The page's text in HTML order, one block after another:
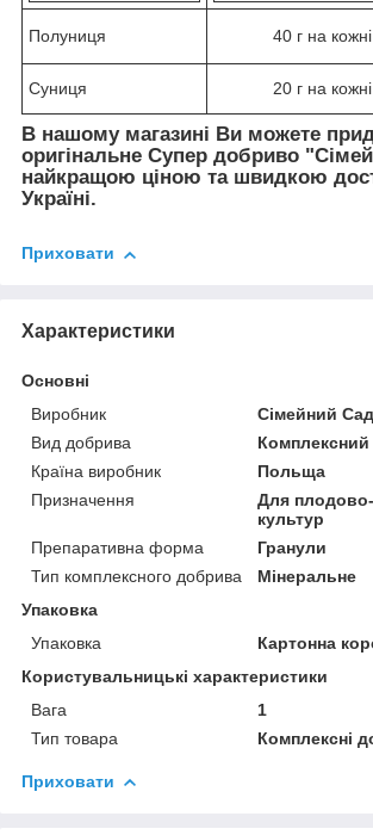
Полуниця 40 г на
Суниця 20 г на
В нашому магазині Ви можете
оригінальне Супер добриво
найкращою ціною та швидкою
Україні.
Приховати
Характеристики
Основні
Виробник
Сімейний Сад
Вид добрива
Комплексний
Країна виробник
Польща
Призначення
Для плодово-
культур
Препаративна форма
Гранули
Тип комплексного добрива
Мінеральне
Упаковка
Упаковка
Картонна
Користувальницькі характеристики
Вага
1
Тип товара
Комплексні
Приховати